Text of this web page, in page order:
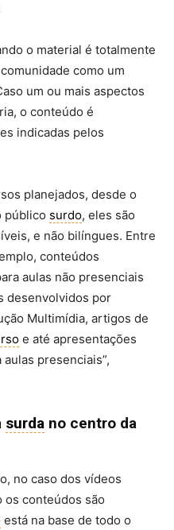
o material é totalmente
como um
um ou mais aspectos
o conteúdo é
indicadas pelos
planejados, desde o
público surdo, eles são
e não bilíngues. Entre
conteúdos
aulas não presenciais
desenvolvidos por
Multimídia, artigos de
e até apresentações
presenciais”,
surda no centro da
no caso dos vídeos
os conteúdos são
está na base de todo o